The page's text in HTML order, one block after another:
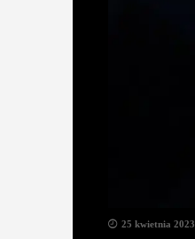
25 kwietnia 2023